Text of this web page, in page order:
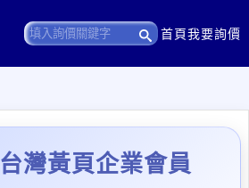
首頁我要詢價
台灣黃頁企業會員